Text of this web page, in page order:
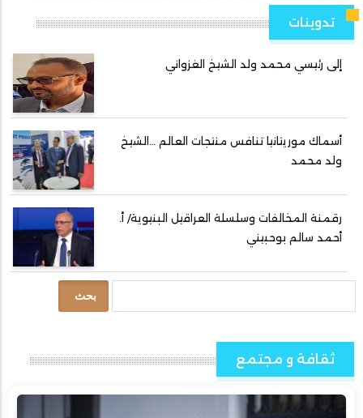
تدوينات
إلى رئيسي محمد ولد الشيخ الغزواني
أسماك موريتانيا تنافس منتجات العالم …الشيخ
ولد محمد
رقمنة المخالفات وسلسلة العراقيل البنيوية/ أ.
أحمد سالم بوحبيني
ثقافة و مجتمع